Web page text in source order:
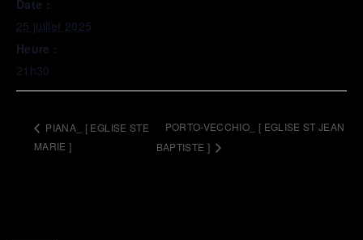
Date :
25 juillet 2025
Heure :
21h30
PIANA_ [ EGLISE STE
MARIE ]
PORTO-VECCHIO_ [ EGLISE ST JEAN
BAPTISTE ]